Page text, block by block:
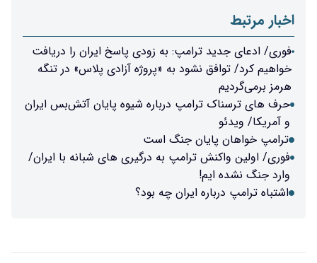
اخبار مرتبط
فوری/ ادعای جدید ترامپ: به زودی پاسخ ایران را دریافت
خواهیم کرد/ توافق نشود به «پروژه آزادی پلاس» در تنگه
هرمز برمی‌گردیم
حرف های ترسناک ترامپ درباره شیوه پایان آتش‌بس ایران
و آمریکا/ ویدئو
ترامپ خواهان پایان جنگ است
فوری/ اولین واکنش ترامپ به درگیری های شبانه با ایران/
وارد جنگ نشده ایم!
اشتباه ترامپ درباره ایران چه بود؟